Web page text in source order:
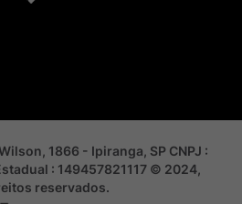
1866 - Ipiranga, SP CNPJ :
: 149457821117 © 2024,
reservados.